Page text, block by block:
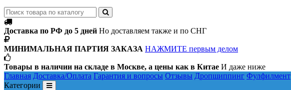
Доставка по РФ до 5 дней Но доставляем также и по СНГ
МИНИМАЛЬНАЯ ПАРТИЯ ЗАКАЗА НАЖМИТЕ первым делом
Товары в наличии на складе в Москве, а цены как в Китае И даже ниже
Главная Доставка/Оплата Гарантия и вопросы Отзывы Дропшиппинг Фулфилмент
Категории